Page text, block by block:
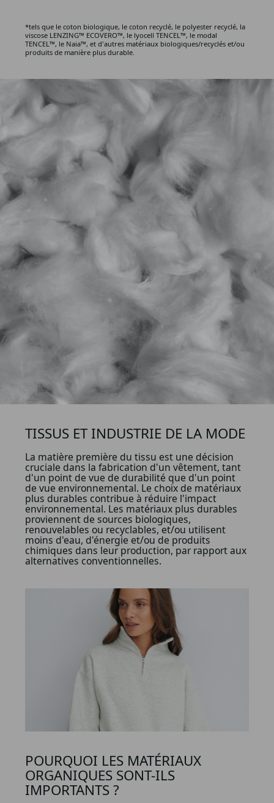
*tels que le coton biologique, le coton recyclé, le polyester recyclé, la
viscose LENZING™ ECOVERO™, le lyocell TENCEL™, le modal
TENCEL™, le Naia™, et d'autres matériaux biologiques/recyclés et/ou
produits de manière plus durable.
TISSUS ET INDUSTRIE DE LA MODE
La matière première du tissu est une décision
cruciale dans la fabrication d'un vêtement, tant
d'un point de vue de durabilité que d'un point
de vue environnemental. Le choix de matériaux
plus durables contribue à réduire l'impact
environnemental. Les matériaux plus durables
proviennent de sources biologiques,
renouvelables ou recyclables, et/ou utilisent
moins d'eau, d'énergie et/ou de produits
chimiques dans leur production, par rapport aux
alternatives conventionnelles.
POURQUOI LES MATÉRIAUX
ORGANIQUES SONT-ILS
IMPORTANTS ?